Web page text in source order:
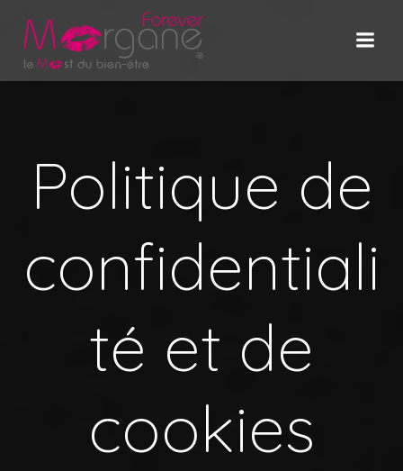
Politique de
confidentiali
té et de
cookies